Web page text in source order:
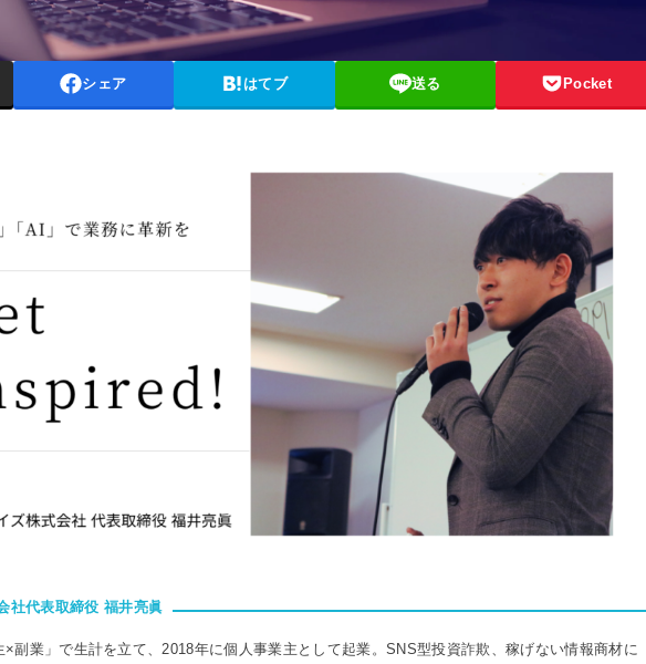
シェア はてブ 送る Pocket
社代表取締役 福井亮眞
×副業」で生計を立て、2018年に個人事業主として起業。SNS型投資詐欺、稼げない情報商材に